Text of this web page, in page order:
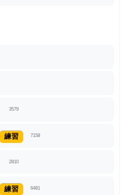
3579
練習 7158
2810
練習 6481